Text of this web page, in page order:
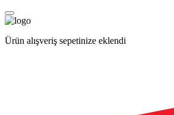
Ürün alışveriş sepetinize eklendi